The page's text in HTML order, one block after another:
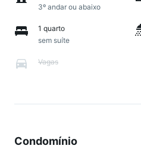
3º andar ou abaixo
1 quarto
sem suíte
Vagas
Condomínio